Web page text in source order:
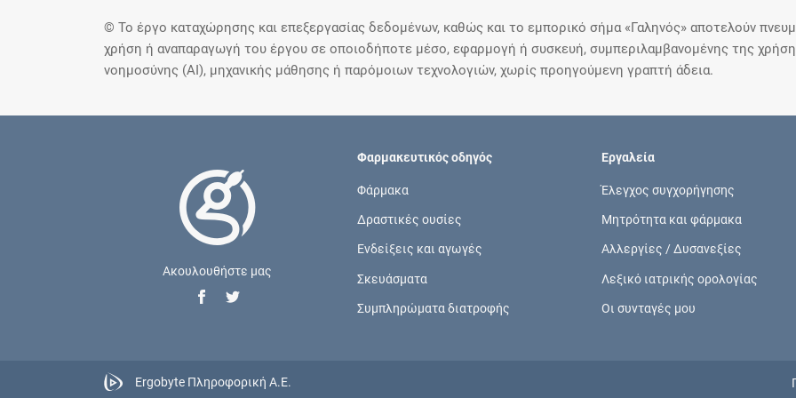
© Το έργο καταχώρησης και επεξεργασίας δεδομένων, καθώς και το εμπορικό σήμα «Γαληνός» αποτελούν
χρήση ή αναπαραγωγή του έργου σε οποιοδήποτε μέσο, εφαρμογή ή συσκευή, συμπεριλαμβανομένης της
νοημοσύνης (AI), μηχανικής μάθησης ή παρόμοιων τεχνολογιών, χωρίς προηγούμενη γραπτή άδεια.
Ακουλουθήστε μας
Φαρμακευτικός οδηγός
Φάρμακα
Δραστικές ουσίες
Ενδείξεις και αγωγές
Σκευάσματα
Συμπληρώματα διατροφής
Εργαλεία
Έλεγχος συγχορήγησης
Μητρότητα και φάρμακα
Αλλεργίες / Δυσανεξίες
Λεξικό ιατρικής ορολογίας
Οι συνταγές μου
Ergobyte Πληροφορική Α.Ε.